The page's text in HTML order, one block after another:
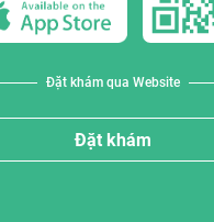
Đặt khám qua Website
Đặt khám